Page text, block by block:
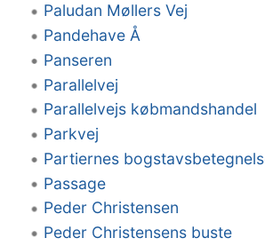
Paludan Møllers Vej
Pandehave Å
Panseren
Parallelvej
Parallelvejs købmandshandel
Parkvej
Partiernes
Passage
Peder Christensen
Peder Christensens buste